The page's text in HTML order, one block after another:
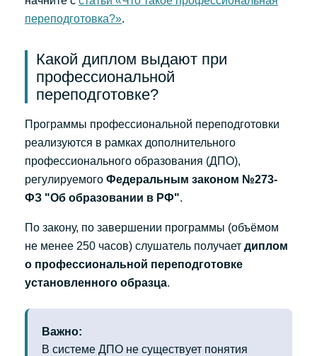
переподготовка?».
Какой диплом выдают при
профессиональной
переподготовке?
Программы профессиональной переподготовки
реализуются в рамках дополнительного
профессионального образования (ДПО),
регулируемого Федеральным законом №273-
ФЗ "Об образовании в РФ".
По закону, по завершении программы (объёмом
не менее 250 часов) слушатель получает диплом
о профессиональной переподготовке
установленного образца.
Важно:
В системе ДПО не существует понятия